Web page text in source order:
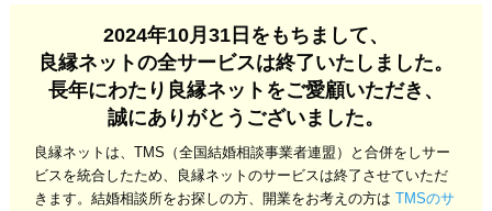
良縁ネットとは
お金のこと
会社概要
2024年10月31日をもちまして、
良縁ネットの全サービスは終了いたしました。
長年にわたり良縁ネットをご愛顧いただき、
誠にありがとうございました。
良縁ネットは、TMS（全国結婚相談事業者連盟）と合併をしサー
ビスを統合したため、良縁ネットのサービスは終了させていただ
きます。結婚相談所をお探しの方、開業をお考えの方はTMSのサ